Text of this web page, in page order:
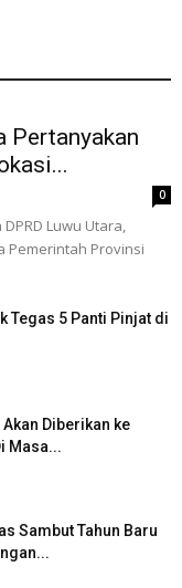
Pertanyakan
0
DPRD Luwu Utara,
Pemerintah Provinsi
Tegas 5 Panti Pinjat di
Diberikan ke
Masa...
Sambut Tahun Baru